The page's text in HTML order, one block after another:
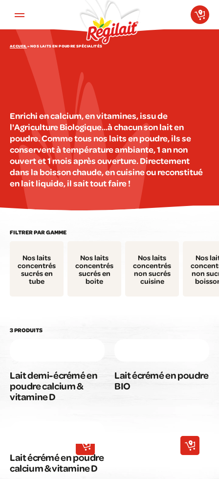
ACCUEIL»NOS LAITS EN POUDRE SPÉCIALITÉS
Enrichi en calcium, en vitamines, issu de
l'Agriculture Biologique...à chacun son lait en
poudre. Comme tous nos laits en poudre, ils se
conservent à température ambiante, 1 an non
ouvert et 1 mois après ouverture. Directement
dans la boisson chaude, en cuisine ou reconstitué
en lait liquide, il sait tout faire !
FILTRER PAR GAMME
Nos laits
concentrés
sucrés en
tube
Nos laits
concentrés
sucrés en
boite
Nos laits
concentrés
non sucrés
cuisine
Nos
non
3 PRODUITS
Lait demi-écrémé en
poudre calcium &
vitamine D
Lait écrémé en poudre
BIO
Lait écrémé en poudre
calcium & vitamine D